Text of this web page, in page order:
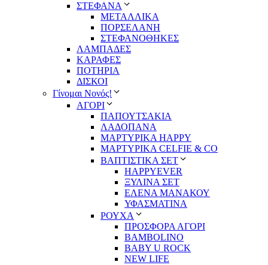
ΣΤΕΦΑΝΑ
ΜΕΤΑΛΛΙΚΑ
ΠΟΡΣΕΛΑΝΗ
ΣΤΕΦΑΝΟΘΗΚΕΣ
ΛΑΜΠΑΔΕΣ
ΚΑΡΑΦΕΣ
ΠΟΤΗΡΙΑ
ΔΙΣΚΟΙ
Γίνομαι Νονός!
ΑΓΟΡΙ
ΠΑΠΟΥΤΣΑΚΙΑ
ΛΑΔΟΠΑΝΑ
ΜΑΡΤΥΡΙΚΑ HAPPY
ΜΑΡΤΥΡΙΚΑ CELFIE & CO
ΒΑΠΤΙΣΤΙΚΑ ΣΕΤ
HAPPYEVER
ΞΥΛΙΝΑ ΣΕΤ
ΕΛΕΝΑ ΜΑΝΑΚΟΥ
ΥΦΑΣΜΑΤΙΝΑ
ΡΟΥΧΑ
ΠΡΟΣΦΟΡΑ ΑΓΟΡΙ
BAMBOLINO
BABY U ROCK
NEW LIFE